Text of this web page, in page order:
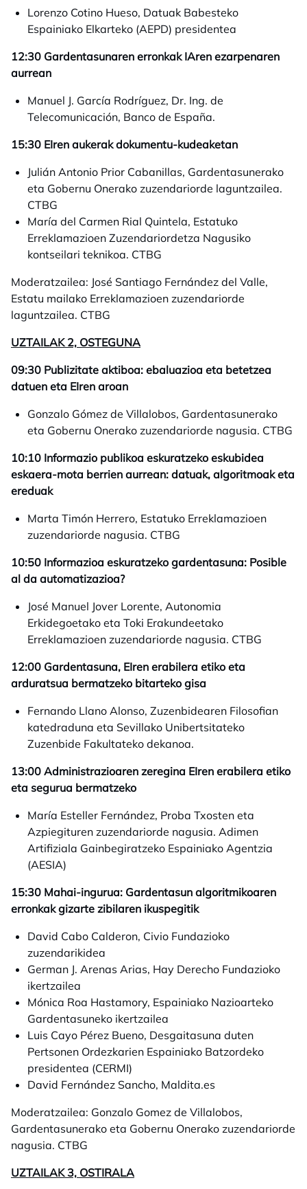
Lorenzo Cotino Hueso, Datuak Babesteko
Espainiako Elkarteko (AEPD) presidentea
12:30 Gardentasunaren erronkak IAren ezarpenaren
aurrean
Manuel J. García Rodríguez, Dr. Ing. de
Telecomunicación, Banco de España.
15:30 EIren aukerak dokumentu-kudeaketan
Julián Antonio Prior Cabanillas, Gardentasunerako
eta Gobernu Onerako zuzendariorde laguntzailea.
CTBG
María del Carmen Rial Quintela, Estatuko
Erreklamazioen Zuzendariordetza Nagusiko
kontseilari teknikoa. CTBG
Moderatzailea: José Santiago Fernández del Valle,
Estatu mailako Erreklamazioen zuzendariorde
laguntzailea. CTBG
UZTAILAK 2, OSTEGUNA
09:30 Publizitate aktiboa: ebaluazioa eta betetzea
datuen eta EIren aroan
Gonzalo Gómez de Villalobos, Gardentasunerako
eta Gobernu Onerako zuzendariorde nagusia. CTBG
10:10 Informazio publikoa eskuratzeko eskubidea
eskaera-mota berrien aurrean: datuak, algoritmoak eta
ereduak
Marta Timón Herrero, Estatuko Erreklamazioen
zuzendariorde nagusia. CTBG
10:50 Informazioa eskuratzeko gardentasuna: Posible
al da automatizazioa?
José Manuel Jover Lorente, Autonomia
Erkidegoetako eta Toki Erakundeetako
Erreklamazioen zuzendariorde nagusia. CTBG
12:00 Gardentasuna, EIren erabilera etiko eta
arduratsua bermatzeko bitarteko gisa
Fernando Llano Alonso, Zuzenbidearen Filosofian
katedraduna eta Sevillako Unibertsitateko
Zuzenbide Fakultateko dekanoa.
13:00 Administrazioaren zeregina EIren erabilera etiko
eta segurua bermatzeko
María Esteller Fernández, Proba Txosten eta
Azpiegituren zuzendariorde nagusia. Adimen
Artifiziala Gainbegiratzeko Espainiako Agentzia
(AESIA)
15:30 Mahai-ingurua: Gardentasun algoritmikoaren
erronkak gizarte zibilaren ikuspegitik
David Cabo Calderon, Civio Fundazioko
zuzendarikidea
German J. Arenas Arias, Hay Derecho Fundazioko
ikertzailea
Mónica Roa Hastamory, Espainiako Nazioarteko
Gardentasuneko ikertzailea
Luis Cayo Pérez Bueno, Desgaitasuna duten
Pertsonen Ordezkarien Espainiako Batzordeko
presidentea (CERMI)
David Fernández Sancho, Maldita.es
Moderatzailea: Gonzalo Gomez de Villalobos,
Gardentasunerako eta Gobernu Onerako zuzendariorde
nagusia. CTBG
UZTAILAK 3, OSTIRALA